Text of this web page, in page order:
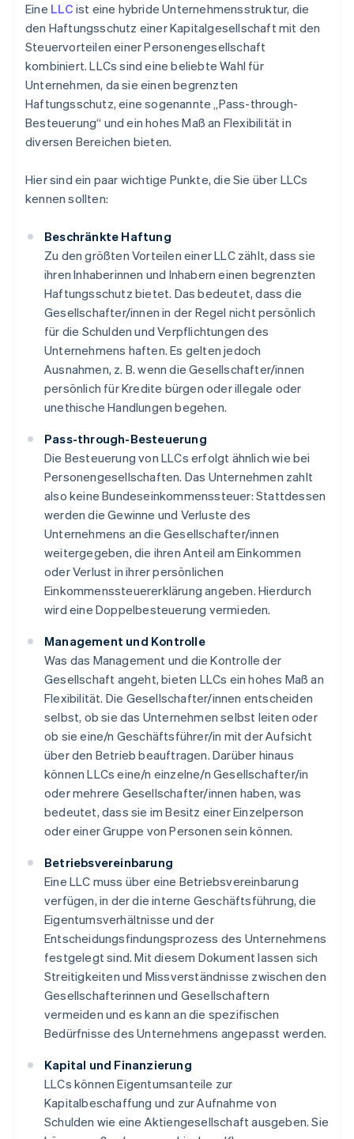
Eine LLC ist eine hybride Unternehmensstruktur, die
den Haftungsschutz einer Kapitalgesellschaft mit den
Steuervorteilen einer Personengesellschaft
kombiniert. LLCs sind eine beliebte Wahl für
Unternehmen, da sie einen begrenzten
Haftungsschutz, eine sogenannte „Pass-through-
Besteuerung“ und ein hohes Maß an Flexibilität in
diversen Bereichen bieten.
Hier sind ein paar wichtige Punkte, die Sie über LLCs
kennen sollten:
Beschränkte Haftung
Zu den größten Vorteilen einer LLC zählt, dass sie
ihren Inhaberinnen und Inhabern einen begrenzten
Haftungsschutz bietet. Das bedeutet, dass die
Gesellschafter/innen in der Regel nicht persönlich
für die Schulden und Verpflichtungen des
Unternehmens haften. Es gelten jedoch
Ausnahmen, z. B. wenn die Gesellschafter/innen
persönlich für Kredite bürgen oder illegale oder
unethische Handlungen begehen.
Pass-through-Besteuerung
Die Besteuerung von LLCs erfolgt ähnlich wie bei
Personengesellschaften. Das Unternehmen zahlt
also keine Bundeseinkommenssteuer: Stattdessen
werden die Gewinne und Verluste des
Unternehmens an die Gesellschafter/innen
weitergegeben, die ihren Anteil am Einkommen
oder Verlust in ihrer persönlichen
Einkommenssteuererklärung angeben. Hierdurch
wird eine Doppelbesteuerung vermieden.
Management und Kontrolle
Was das Management und die Kontrolle der
Gesellschaft angeht, bieten LLCs ein hohes Maß an
Flexibilität. Die Gesellschafter/innen entscheiden
selbst, ob sie das Unternehmen selbst leiten oder
ob sie eine/n Geschäftsführer/in mit der Aufsicht
über den Betrieb beauftragen. Darüber hinaus
können LLCs eine/n einzelne/n Gesellschafter/in
oder mehrere Gesellschafter/innen haben, was
bedeutet, dass sie im Besitz einer Einzelperson
oder einer Gruppe von Personen sein können.
Betriebsvereinbarung
Eine LLC muss über eine Betriebsvereinbarung
verfügen, in der die interne Geschäftsführung, die
Eigentumsverhältnisse und der
Entscheidungsfindungsprozess des Unternehmens
festgelegt sind. Mit diesem Dokument lassen sich
Streitigkeiten und Missverständnisse zwischen den
Gesellschafterinnen und Gesellschaftern
vermeiden und es kann an die spezifischen
Bedürfnisse des Unternehmens angepasst werden.
Kapital und Finanzierung
LLCs können Eigentumsanteile zur
Kapitalbeschaffung und zur Aufnahme von
Schulden wie eine Aktiengesellschaft ausgeben. Sie